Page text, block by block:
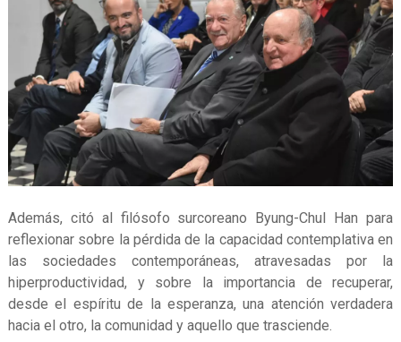
Además, citó al filósofo surcoreano Byung-Chul Han para
reflexionar sobre la pérdida de la capacidad contemplativa en
las sociedades contemporáneas, atravesadas por la
hiperproductividad, y sobre la importancia de recuperar,
desde el espíritu de la esperanza, una atención verdadera
hacia el otro, la comunidad y aquello que trasciende.